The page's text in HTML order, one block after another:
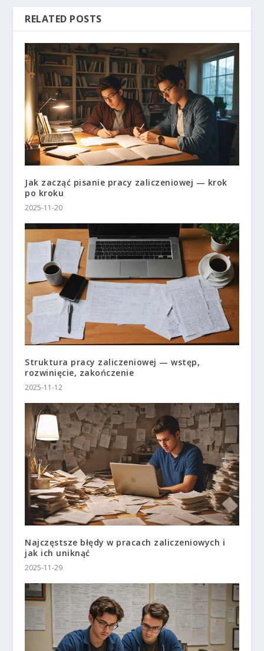
RELATED POSTS
Jak zacząć pisanie pracy zaliczeniowej — krok
po kroku
2025-11-20
Struktura pracy zaliczeniowej — wstęp,
rozwinięcie, zakończenie
2025-11-12
Najczęstsze błędy w pracach zaliczeniowych i
jak ich uniknąć
2025-11-29